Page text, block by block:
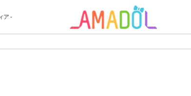
ア -